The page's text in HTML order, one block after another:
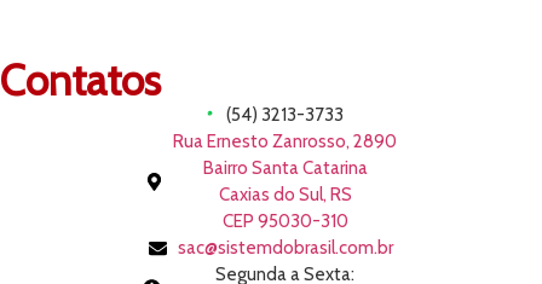
Contatos
(54) 3213-3733
Rua Ernesto Zanrosso, 2890
Bairro Santa Catarina
Caxias do Sul, RS
CEP 95030-310
sac@sistemdobrasil.com.br
Segunda a Sexta: